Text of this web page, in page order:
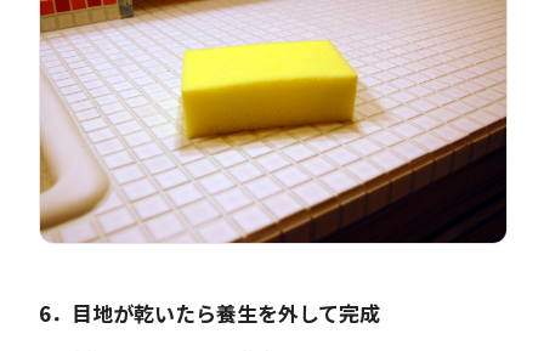
6．目地が乾いたら養生を外して完成